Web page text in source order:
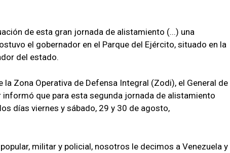
de esta gran jornada de alistamiento (...) una
el gobernador en el Parque del Ejército, situado en la
del estado.
Zona Operativa de Defensa Integral (Zodi), el General de
informó que para esta segunda jornada de alistamiento
días viernes y sábado, 29 y 30 de agosto,
militar y policial, nosotros le decimos a Venezuela y